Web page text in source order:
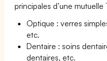
principales d’une
Optique : verres
etc.
Dentaire : soins
dentaires, etc.